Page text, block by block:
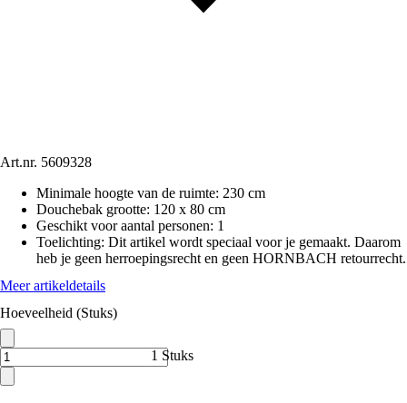
Art.nr. 5609328
Minimale hoogte van de ruimte: 230 cm
Douchebak grootte: 120 x 80 cm
Geschikt voor aantal personen: 1
Toelichting: Dit artikel wordt speciaal voor je gemaakt. Daarom
heb je geen herroepingsrecht en geen HORNBACH retourrecht.
Meer artikeldetails
Hoeveelheid (Stuks)
1 Stuks